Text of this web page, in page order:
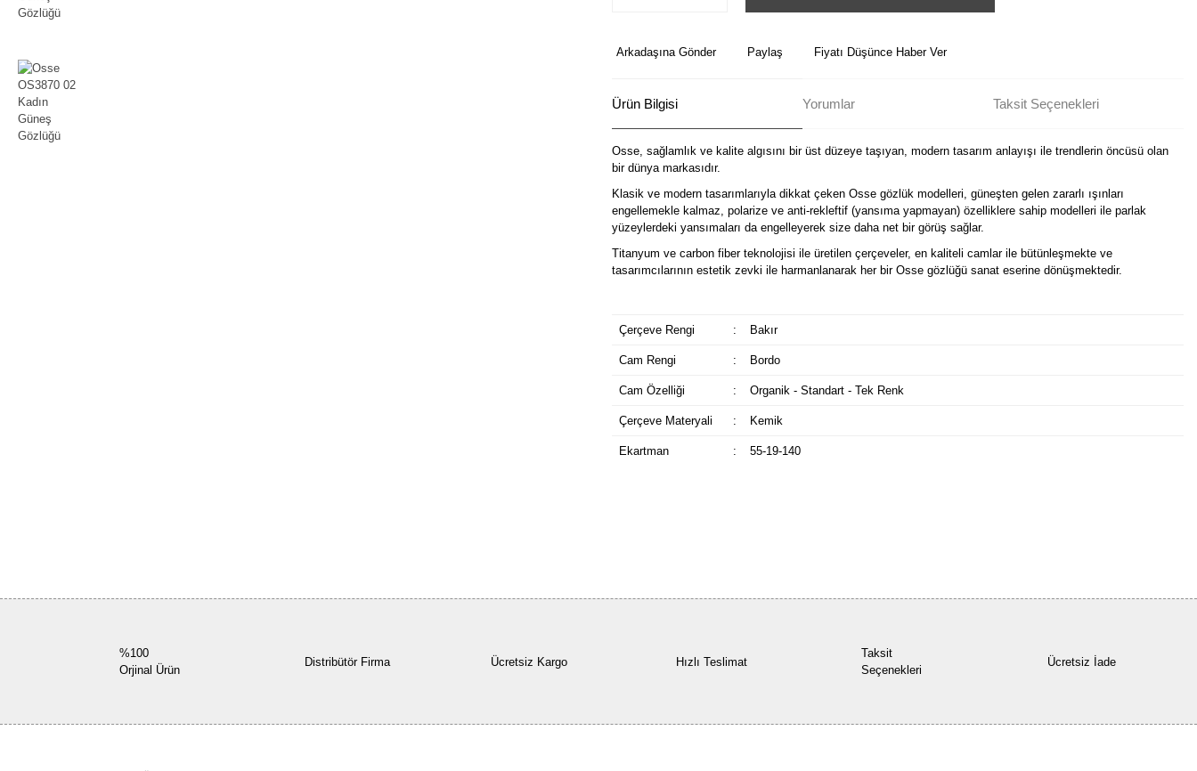
Arkadaşına Gönder Paylaş Fiyatı Düşünce Haber Ver
Ürün Bilgisi Yorumlar Taksit Seçenekleri
Osse, sağlamlık ve kalite algısını bir üst düzeye taşıyan, modern tasarım anlayışı ile trendlerin öncüsü olan
bir dünya markasıdır.
Klasik ve modern tasarımlarıyla dikkat çeken Osse gözlük modelleri, güneşten gelen zararlı ışınları
engellemekle kalmaz, polarize ve anti-rekleftif (yansıma yapmayan) özelliklere sahip modelleri ile parlak
yüzeylerdeki yansımaları da engelleyerek size daha net bir görüş sağlar.
Titanyum ve carbon fiber teknolojisi ile üretilen çerçeveler, en kaliteli camlar ile bütünleşmekte ve
tasarımcılarının estetik zevki ile harmanlanarak her bir Osse gözlüğü sanat eserine dönüşmektedir.
Çerçeve Rengi : Bakır
Cam Rengi : Bordo
Cam Özelliği : Organik - Standart - Tek Renk
Çerçeve Materyali : Kemik
Ekartman : 55-19-140
%100
Orjinal Ürün
Distribütör Firma Ücretsiz Kargo Hızlı Teslimat
Taksit
Seçenekleri
Ücretsiz İade